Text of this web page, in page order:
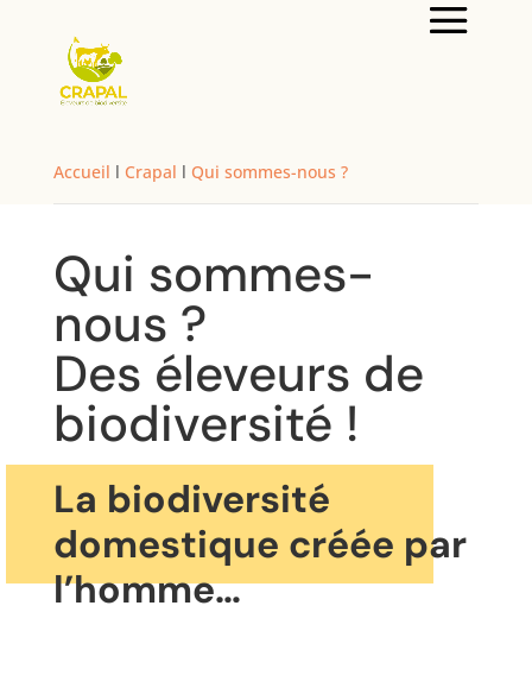
Accueil l Crapal l Qui sommes-nous ?
Qui sommes-
nous ?
Des éleveurs de
biodiversité !
La biodiversité
domestique créée par
l’homme…